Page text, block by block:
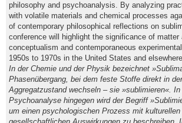
philosophy and psychoanalysis. By analyzing
with volatile materials and chemical processes
of contemporary philosophical reflections on
conference will highlight the significance of matter
conceptualism and contemporaneous
1950s to 1970s in the United States and
In der Chemie und der Physik bezeichnet
Phasenübergang, bei dem feste Stoffe direkt in
Aggregatzustand wechseln – sie »sublimieren«.
Psychoanalyse hingegen wird der Begriff
um einen psychologischen Prozess mit kulturellen